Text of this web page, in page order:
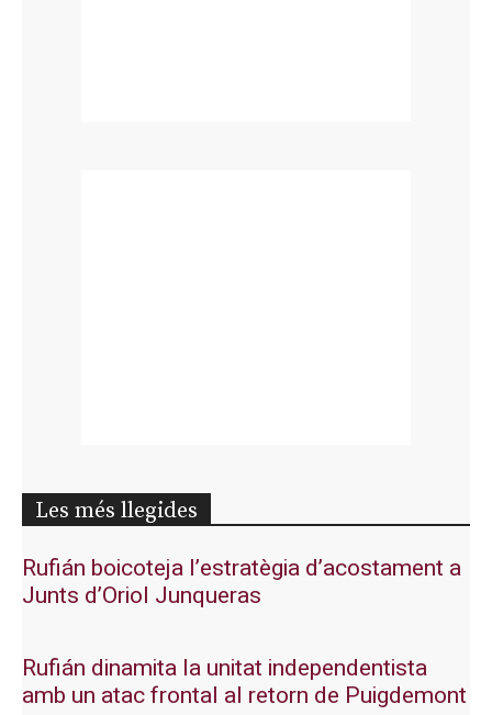
Les més llegides
Rufián boicoteja l’estratègia d’acostament a
Junts d’Oriol Junqueras
Rufián dinamita la unitat independentista
amb un atac frontal al retorn de Puigdemont